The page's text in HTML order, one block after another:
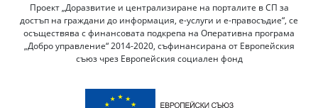
Проект „Доразвитие и централизиране на порталите в СП за
достъп на граждани до информация, е-услуги и е-правосъдие“, се
осъществява с финансовата подкрепа на Оперативна програма
„Добро управление“ 2014-2020, съфинансирана от Европейския
съюз чрез Европейския социален фонд